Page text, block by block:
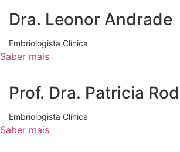
Dra. Leonor Andrade
Embriologista Clínica
Saber mais
Prof. Dra. Patricia
Embriologista Clínica
Saber mais